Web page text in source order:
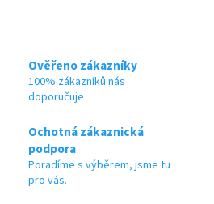
Ověřeno zákazníky
100% zákazníků nás
doporučuje
Ochotná zákaznická
podpora
Poradíme s výběrem, jsme tu
pro vás.